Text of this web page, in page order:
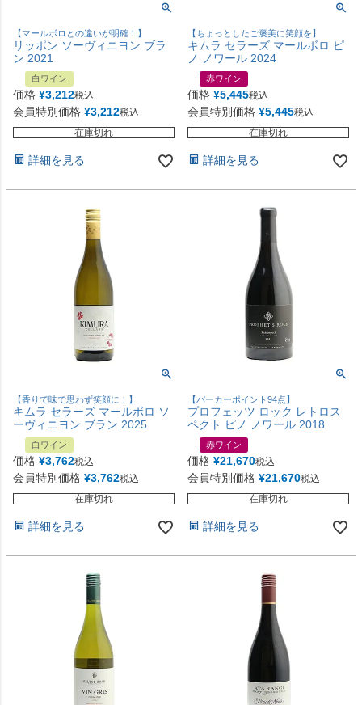
【マールボロとの違いが明確！】
リッポン ソーヴィニヨン ブラ
ン 2021
白ワイン
価格 ¥3,212税込
会員特別価格 ¥3,212税込
在庫切れ
詳細を見る
【ちょっとしたご褒美に笑顔を】
キムラ セラーズ マールボロ ピ
ノ ノワール 2024
赤ワイン
価格 ¥5,445税込
会員特別価格 ¥5,445税込
在庫切れ
詳細を見る
【香りで味で思わず笑顔に！】
キムラ セラーズ マールボロ ソ
ーヴィニヨン ブラン 2025
白ワイン
価格 ¥3,762税込
会員特別価格 ¥3,762税込
在庫切れ
詳細を見る
【パーカーポイント94点】
プロフェッツ ロック レトロス
ペクト ピノ ノワール 2018
赤ワイン
価格 ¥21,670税込
会員特別価格 ¥21,670税込
在庫切れ
詳細を見る